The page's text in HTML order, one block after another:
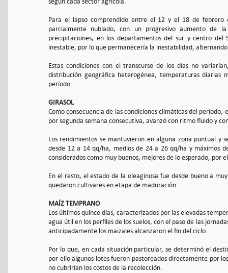
Para el lapso comprendido entre el 12 y el 18 de febrero
parcialmente nublado, con un progresivo aumento de
precipitaciones, en los departamentos del sur y centro
inestable, por lo que permanecería la inestabilidad,
Estas condiciones con el transcurso de los días no
distribución geográfica heterogénea, temperaturas
período.
GIRASOL
Como consecuencia de las condiciones climáticas del
por segunda semana consecutiva, avanzó con ritmo fluido y
Los rendimientos se mantuvieron en alguna zona puntual y
desde 12 a 14 qq/ha, medios de 24 a 26 qq/ha y máximos
considerados como muy buenos, mejores de lo esperado, por
En el resto, el estado de la oleaginosa fue desde bueno a
quedaron cultivares en etapa de maduración.
MAÍZ TEMPRANO
Los últimos quince días, caracterizados por las elevadas
agua útil en los perfiles de los suelos, con el paso de las
anticipadamente los maizales alcanzaron el fin del ciclo.
Por lo que, en cada situación particular, se determinó el
por ello algunos lotes fueron pastoreados directamente por
no cubrirían los costos de la recolección.